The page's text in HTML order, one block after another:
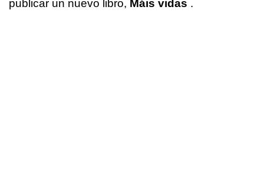
publicar un nuevo libro, Máis vidas .